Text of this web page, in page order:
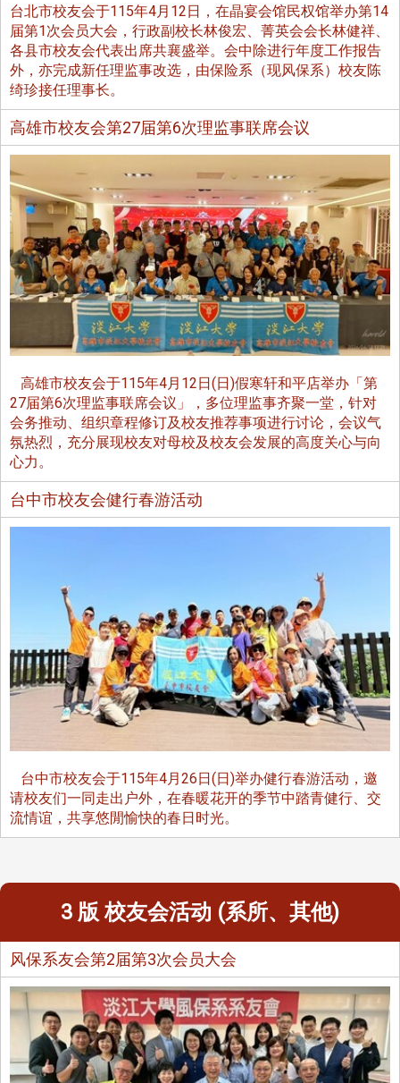
台北市校友会于115年4月12日，在晶宴会馆民权馆举办第14
届第1次会员大会，行政副校长林俊宏、菁英会会长林健祥、
各县市校友会代表出席共襄盛举。会中除进行年度工作报告
外，亦完成新任理监事改选，由保险系（现风保系）校友陈
绮珍接任理事长。
高雄市校友会第27届第6次理监事联席会议
高雄市校友会于115年4月12日(日)假寒轩和平店举办「第
27届第6次理监事联席会议」，多位理监事齐聚一堂，针对
会务推动、组织章程修订及校友推荐事项进行讨论，会议气
氛热烈，充分展现校友对母校及校友会发展的高度关心与向
心力。
台中市校友会健行春游活动
台中市校友会于115年4月26日(日)举办健行春游活动，邀
请校友们一同走出户外，在春暖花开的季节中踏青健行、交
流情谊，共享悠閒愉快的春日时光。
3 版 校友会活动 (系所、其他)
风保系友会第2届第3次会员大会